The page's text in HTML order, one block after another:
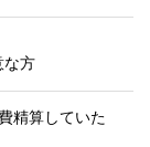
な方
精算していた